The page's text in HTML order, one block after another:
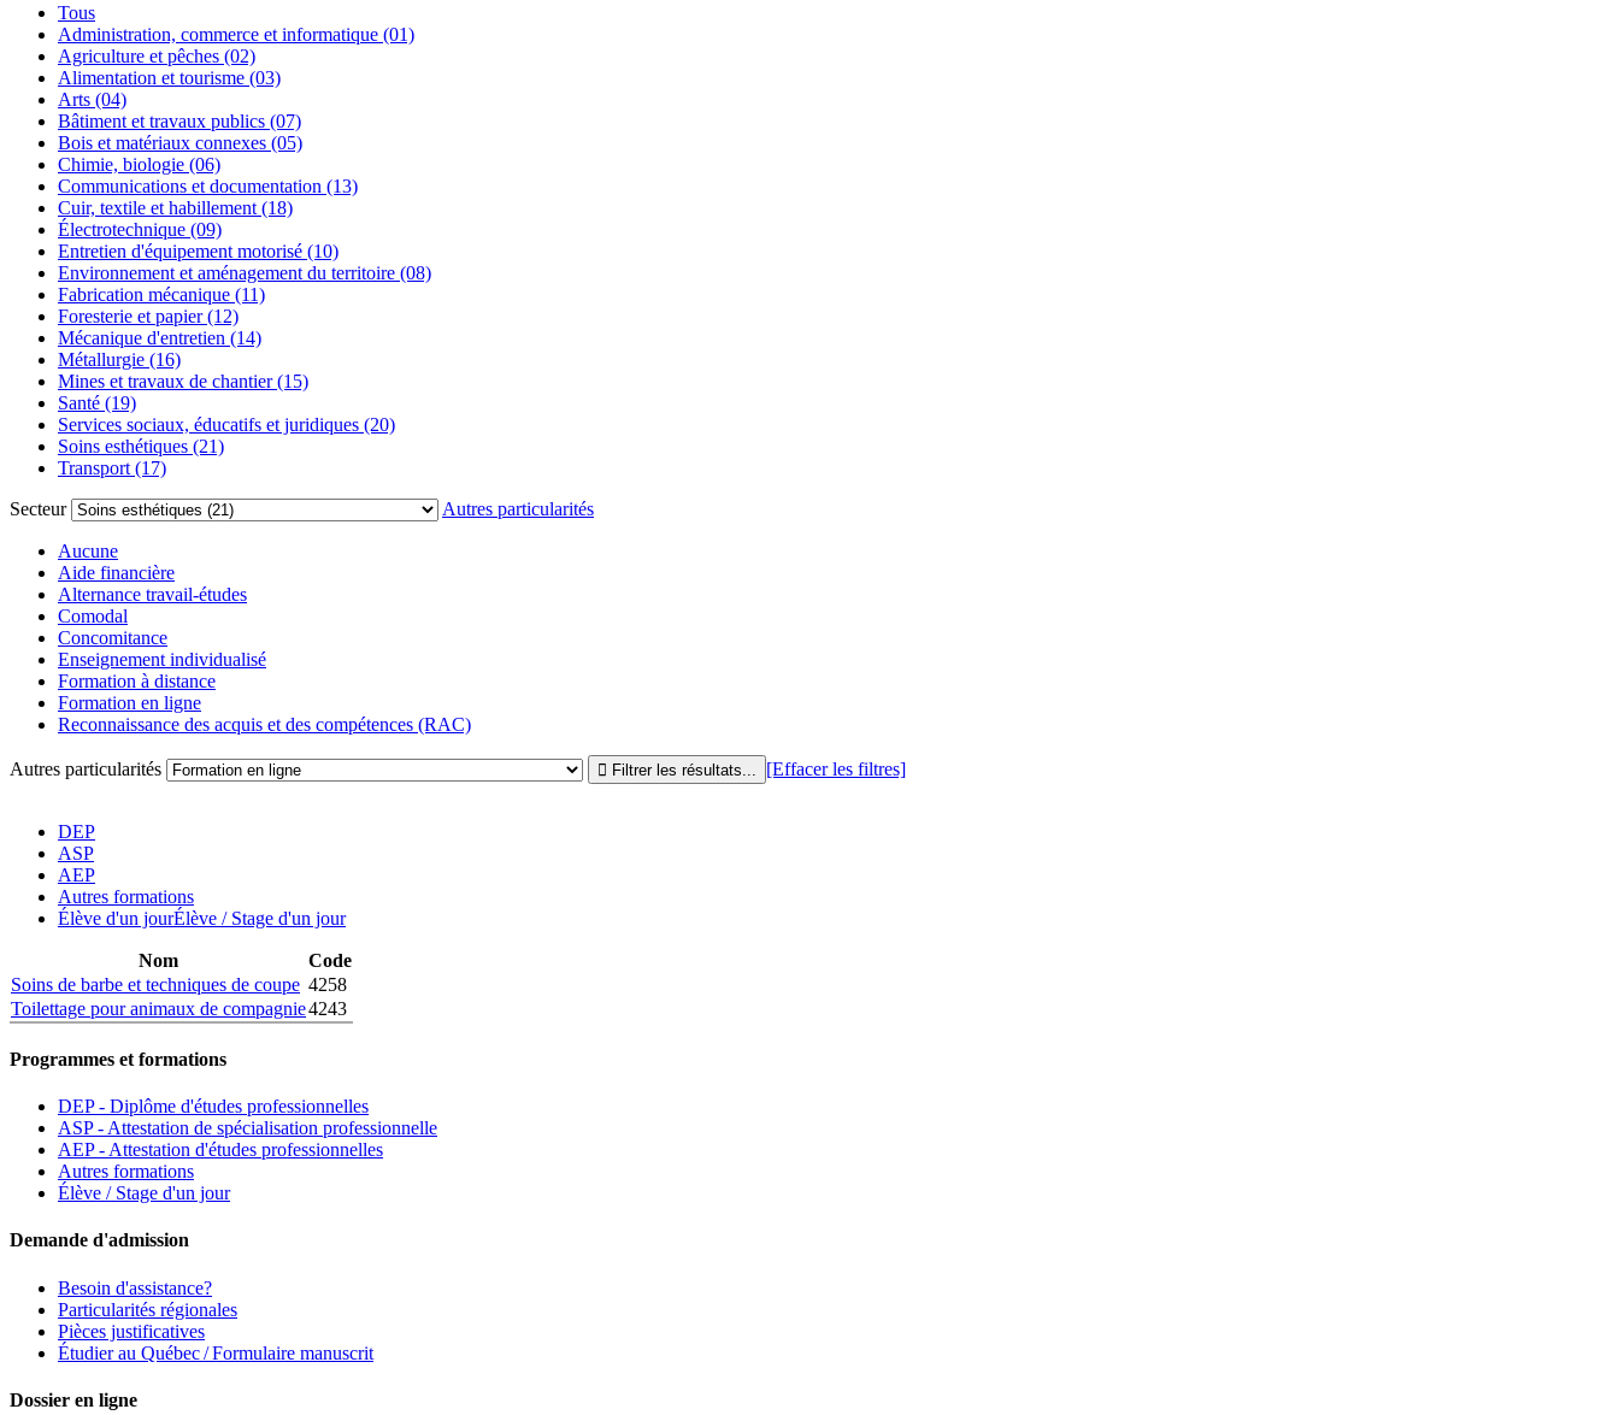
Tous
Administration, commerce et informatique (01)
Agriculture et pêches (02)
Alimentation et tourisme (03)
Arts (04)
Bâtiment et travaux publics (07)
Bois et matériaux connexes (05)
Chimie, biologie (06)
Communications et documentation (13)
Cuir, textile et habillement (18)
Électrotechnique (09)
Entretien d'équipement motorisé (10)
Environnement et aménagement du territoire (08)
Fabrication mécanique (11)
Foresterie et papier (12)
Mécanique d'entretien (14)
Métallurgie (16)
Mines et travaux de chantier (15)
Santé (19)
Services sociaux, éducatifs et juridiques (20)
Soins esthétiques (21)
Transport (17)
Secteur
Autres particularités
Aucune
Aide financière
Alternance travail-études
Comodal
Concomitance
Enseignement individualisé
Formation à distance
Formation en ligne
Reconnaissance des acquis et des compétences (RAC)
Autres particularités [Effacer les filtres]
DEP
ASP
AEP
Autres formations
Élève d'un jourÉlève / Stage d'un jour
Nom
Code
Soins de barbe et techniques de coupe 4258
Toilettage pour animaux de compagnie4243
Programmes et formations
DEP - Diplôme d'études professionnelles
ASP - Attestation de spécialisation professionnelle
AEP - Attestation d'études professionnelles
Autres formations
Élève / Stage d'un jour
Demande d'admission
Besoin d'assistance?
Particularités régionales
Pièces justificatives
Étudier au Québec / Formulaire manuscrit
Dossier en ligne